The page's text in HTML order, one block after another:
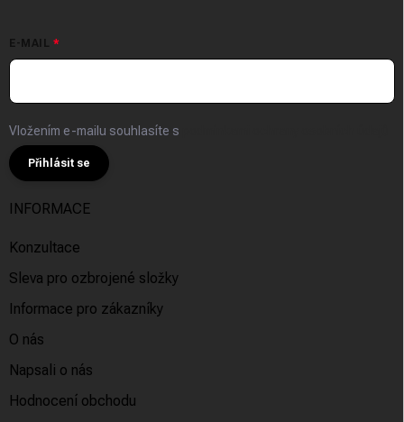
E-MAIL
Vložením e-mailu souhlasíte s
Přihlásit se
INFORMACE
Konzultace
Sleva pro ozbrojené složky
Informace pro zákazníky
O nás
Napsali o nás
Hodnocení obchodu